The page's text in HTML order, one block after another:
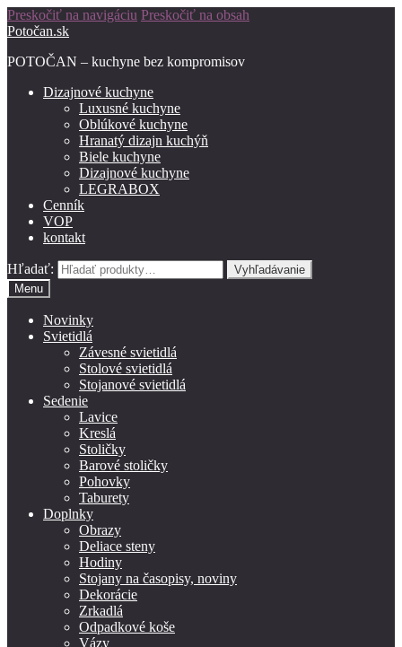
Preskočiť na navigáciu Preskočiť na obsah
Potočan.sk
POTOČAN – kuchyne bez kompromisov
Dizajnové kuchyne
Luxusné kuchyne
Oblúkové kuchyne
Hranatý dizajn kuchýň
Biele kuchyne
Dizajnové kuchyne
LEGRABOX
Cenník
VOP
kontakt
Hľadať:
Vyhľadávanie
Menu
Novinky
Svietidlá
Závesné svietidlá
Stolové svietidlá
Stojanové svietidlá
Sedenie
Lavice
Kreslá
Stoličky
Barové stoličky
Pohovky
Taburety
Doplnky
Obrazy
Deliace steny
Hodiny
Stojany na časopisy, noviny
Dekorácie
Zrkadlá
Odpadkové koše
Vázy